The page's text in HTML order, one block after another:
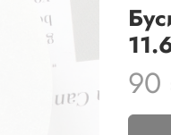
90